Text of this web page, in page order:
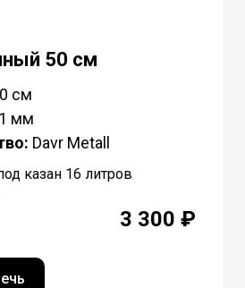
50 см
см
мм
Davr Metall
казан 16 литров
3 300 ₽